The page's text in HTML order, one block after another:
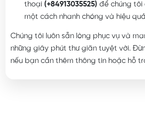
thoại (+84913035525) để chúng tôi
một cách nhanh chóng và hiệu
Chúng tôi luôn sẵn lòng phục vụ và
những giây phút thư giãn tuyệt vời.
nếu bạn cần thêm thông tin hoặc hỗ